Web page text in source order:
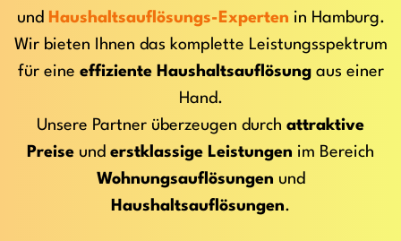
und
Haushaltsauflösungs-Experten in Hamburg.
Wir bieten Ihnen das komplette Leistungsspektrum
für eine effiziente Haushaltsauflösungaus einer
Hand.
Unsere Partner überzeugen durch attraktive
Preise und erstklassige Leistungen im Bereich
Wohnungsauflösungen und
Haushaltsauflösungen.